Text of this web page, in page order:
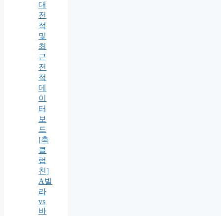
대
전
적
및
최
근
전
적
데
이
터
보
드
[축
클
럽
친]
A빌
라
vs
바